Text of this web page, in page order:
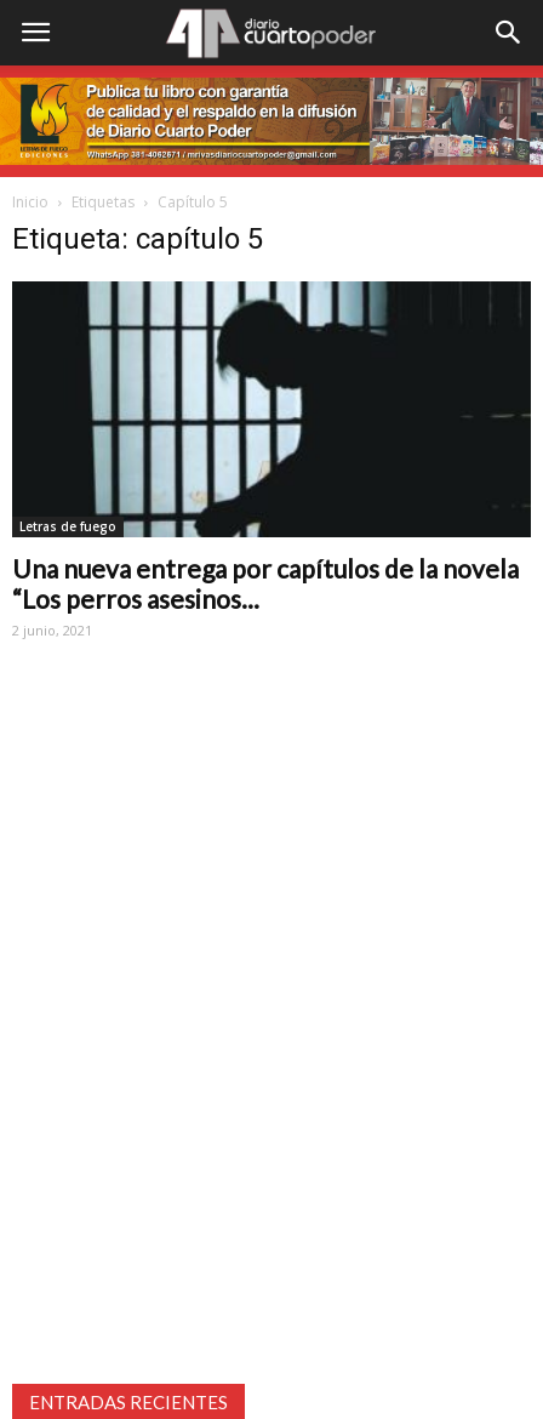
Inicio Etiquetas Capítulo 5
Etiqueta: capítulo 5
Letras de fuego
Una nueva entrega por capítulos de la novela
“Los perros asesinos...
2 junio, 2021
ENTRADAS RECIENTES